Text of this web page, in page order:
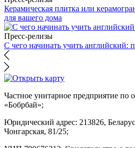
Керамическая плитка или
для вашего дома
Пресс-релизы
С чего начинать учить английский:
Частное унитарное предприятие по
«Бобрбай»;
Юридический адрес: 213826,
Чонгарская, 81/25;